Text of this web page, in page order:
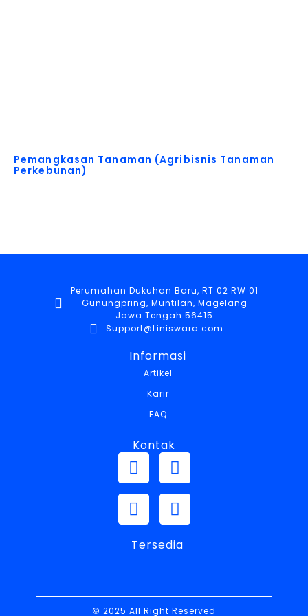
Pemangkasan Tanaman (Agribisnis Tanaman
Perkebunan)
Perumahan Dukuhan Baru, RT 02 RW 01
Gunungpring, Muntilan, Magelang
Jawa Tengah 56415
Support@Liniswara.com
Informasi
Artikel
Karir
FAQ
Kontak
Tersedia
© 2025 All Right Reserved